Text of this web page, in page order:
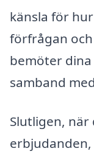
känsla för
förfrågan
bemöter
samband
Slutligen, när